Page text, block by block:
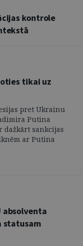
kontrole
tikai uz
pret Ukrainu
Putina
dažkārt sankcijas
ar Putina
absolventa
statusam